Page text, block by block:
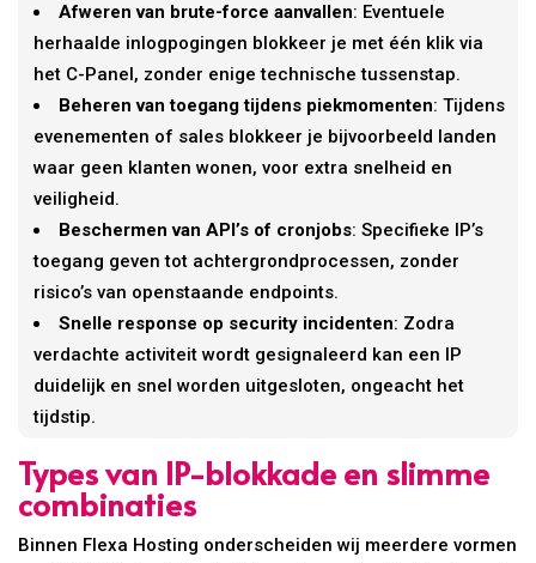
Afweren van brute-force aanvallen: Eventuele
herhaalde inlogpogingen blokkeer je met één klik via
het C-Panel, zonder enige technische tussenstap.
Beheren van toegang tijdens piekmomenten: Tijdens
evenementen of sales blokkeer je bijvoorbeeld landen
waar geen klanten wonen, voor extra snelheid en
veiligheid.
Beschermen van API’s of cronjobs: Specifieke IP’s
toegang geven tot achtergrondprocessen, zonder
risico’s van openstaande endpoints.
Snelle response op security incidenten: Zodra
verdachte activiteit wordt gesignaleerd kan een IP
duidelijk en snel worden uitgesloten, ongeacht het
tijdstip.
Types van IP-blokkade en slimme
combinaties
Binnen Flexa Hosting onderscheiden wij meerdere vormen